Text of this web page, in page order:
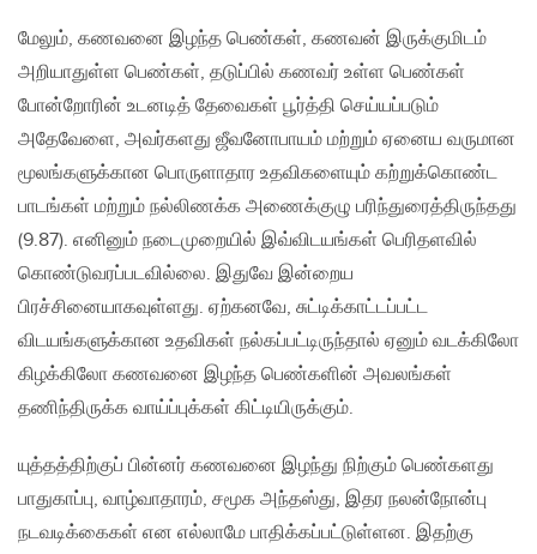
மேலும், கணவனை இழந்த பெண்கள், கணவன் இருக்குமிடம்
அறியாதுள்ள பெண்கள், தடுப்பில் கணவர் உள்ள பெண்கள்
போன்றோரின் உடனடித் தேவைகள் பூர்த்தி செய்யப்படும்
அதேவேளை, அவர்களது ஜீவனோபாயம் மற்றும் ஏனைய வருமான
மூலங்களுக்கான பொருளாதார உதவிகளையும் கற்றுக்கொண்ட
பாடங்கள் மற்றும் நல்லிணக்க அணைக்குழு பரிந்துரைத்திருந்தது
(9.87). எனினும் நடைமுறையில் இவ்விடயங்கள் பெரிதளவில்
கொண்டுவரப்படவில்லை. இதுவே இன்றைய
பிரச்சினையாகவுள்ளது. ஏற்கனவே, சுட்டிக்காட்டப்பட்ட
விடயங்களுக்கான உதவிகள் நல்கப்பட்டிருந்தால் ஏனும் வடக்கிலோ
கிழக்கிலோ கணவனை இழந்த பெண்களின் அவலங்கள்
தணிந்திருக்க வாய்ப்புக்கள் கிட்டியிருக்கும்.
யுத்தத்திற்குப் பின்னர் கணவனை இழந்து நிற்கும் பெண்களது
பாதுகாப்பு, வாழ்வாதாரம், சமூக அந்தஸ்து, இதர நலன்நோன்பு
நடவடிக்கைகள் என எல்லாமே பாதிக்கப்பட்டுள்ளன. இதற்கு